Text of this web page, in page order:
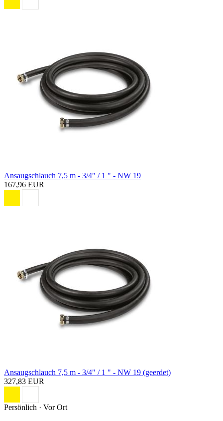
Ansaugschlauch 7,5 m - 3/4" / 1 " - NW 19
167,96 EUR
Ansaugschlauch 7,5 m - 3/4" / 1 " - NW 19 (geerdet)
327,83 EUR
Persönlich · Vor Ort